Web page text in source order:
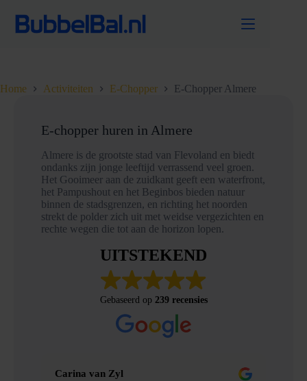
naar
Home Activiteiten E-Chopper E-Chopper Almere
E-chopper huren in Almere
Almere is de grootste stad van Flevoland en biedt
ondanks zijn jonge leeftijd verrassend veel groen.
Het Gooimeer aan de zuidkant geeft een waterfront,
het Pampushout en het Beginbos bieden natuur
binnen de stadsgrenzen, en richting het noorden
strekt de polder zich uit met weidse vergezichten en
rechte wegen die tot aan de horizon lopen.
UITSTEKEND
Gebaseerd op 239 recensies
Carina van Zyl